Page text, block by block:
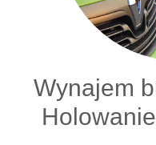
Wynajem